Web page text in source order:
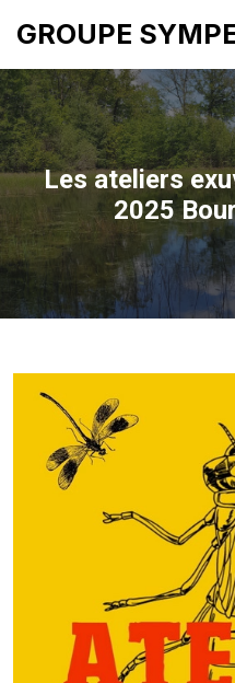
GROUPE
Les ateliers
2025